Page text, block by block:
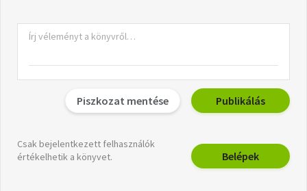
Piszkozat mentése Publikálás
Csak bejelentkezett felhasználók
értékelhetik a könyvet.
Belépek